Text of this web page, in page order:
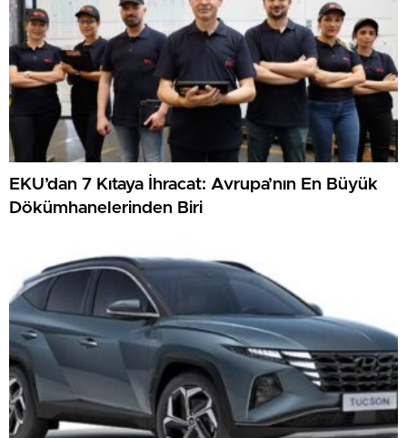
EKU’dan 7 Kıtaya İhracat: Avrupa’nın En Büyük
Dökümhanelerinden Biri